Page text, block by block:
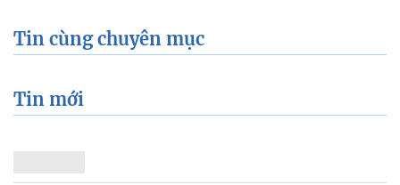
Tin cùng chuyên mục
Tin mới